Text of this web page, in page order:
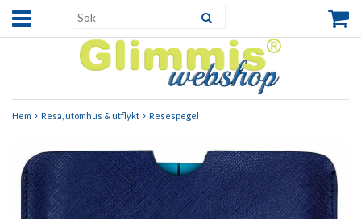
Hem Resa, utomhus & utflykt Resespegel